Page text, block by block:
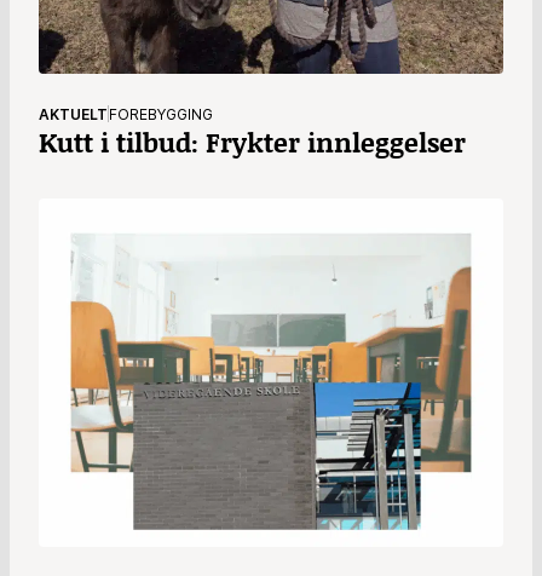
AKTUELT FOREBYGGING
Kutt i tilbud: Frykter innleggelser